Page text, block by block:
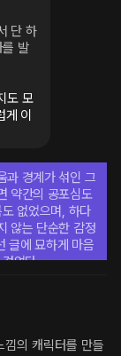
단 하
를 발
도 모
이
과 경계가 섞인 그
약간의 공포심도
없었으며, 하다
않는 단순한 감정
글에 묘하게 마음
었다.
의 캐릭터를 만들